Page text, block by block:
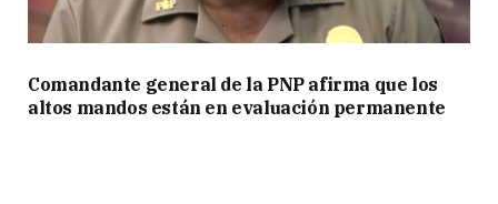
Comandante general de la PNP afirma que los
altos mandos están en evaluación permanente